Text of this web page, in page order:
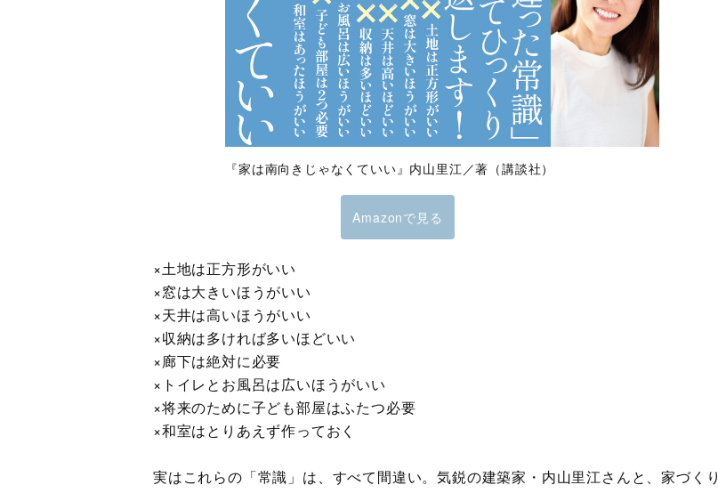
『家は南向きじゃなくていい』内山里江／著（講談社）
Amazonで見る
×土地は正方形がいい
×窓は大きいほうがいい
×天井は高いほうがいい
×収納は多ければ多いほどいい
×廊下は絶対に必要
×トイレとお風呂は広いほうがいい
×将来のために子ども部屋はふたつ必要
×和室はとりあえず作っておく
実はこれらの「常識」は、すべて間違い。気鋭の建築家・内山里江さんと、家づくり